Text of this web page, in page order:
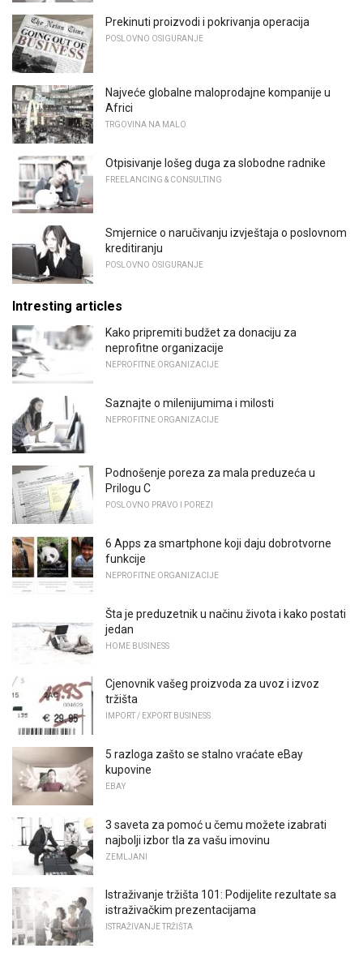
Prekinuti proizvodi i pokrivanja operacija
POSLOVNO OSIGURANJE
Najveće globalne maloprodajne kompanije u
Africi
TRGOVINA NA MALO
Otpisivanje lošeg duga za slobodne radnike
FREELANCING & CONSULTING
Smjernice o naručivanju izvještaja o poslovnom
kreditiranju
POSLOVNO OSIGURANJE
Intresting articles
Kako pripremiti budžet za donaciju za
neprofitne organizacije
NEPROFITNE ORGANIZACIJE
Saznajte o milenijumima i milosti
NEPROFITNE ORGANIZACIJE
Podnošenje poreza za mala preduzeća u
Prilogu C
POSLOVNO PRAVO I POREZI
6 Apps za smartphone koji daju dobrotvorne
funkcije
NEPROFITNE ORGANIZACIJE
Šta je preduzetnik u načinu života i kako postati
jedan
HOME BUSINESS
Cjenovnik vašeg proizvoda za uvoz i izvoz
tržišta
IMPORT / EXPORT BUSINESS
5 razloga zašto se stalno vraćate eBay
kupovine
EBAY
3 saveta za pomoć u čemu možete izabrati
najbolji izbor tla za vašu imovinu
ZEMLJANI
Istraživanje tržišta 101: Podijelite rezultate sa
istraživačkim prezentacijama
ISTRAŽIVANJE TRŽIŠTA